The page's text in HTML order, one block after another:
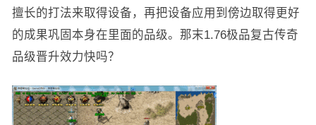
擅长的打法来取得设备，再把设备应用到傍边取得更好
的成果巩固本身在里面的品级。那末1.76极品复古传奇
品级晋升效力快吗？